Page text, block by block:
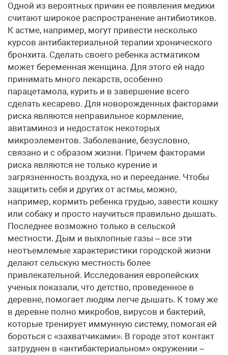
Одной из вероятных причин ее появления медики
считают широкое распространение антибиотиков.
К астме, например, могут привести несколько
курсов антибактериальной терапии хронического
бронхита. Сделать своего ребенка астматиком
может беременная женщина. Для этого ей надо
принимать много лекарств, особенно
парацетамола, курить и в завершение всего
сделать кесарево. Для новорожденных факторами
риска являются неправильное кормление,
авитаминоз и недостаток некоторых
микроэлементов. Заболевание, безусловно,
связано и с образом жизни. Причем факторами
риска являются не только курение и
загрязненность воздуха, но и переедание. Чтобы
защитить себя и других от астмы, можно,
например, кормить ребенка грудью, завести кошку
или собаку и просто научиться правильно дышать.
Последнее возможно только в сельской
местности. Дым и выхлопные газы – все эти
неотъемлемые характеристики городской жизни
делают сельскую местность более
привлекательной. Исследования европейских
ученых показали, что детство, проведенное в
деревне, помогает людям легче дышать. К тому же
в деревне полно микробов, вирусов и бактерий,
которые тренирует иммунную систему, помогая ей
бороться с «захватчиками». В городе этот контакт
затруднен в «антибактериальном» окружении –